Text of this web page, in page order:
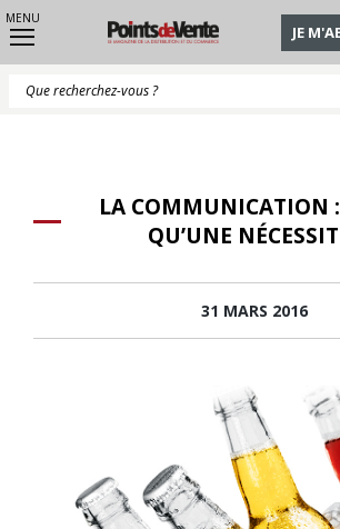
MENU
JE
LA COMMUNICATION
QU’UNE
31 MARS 2016